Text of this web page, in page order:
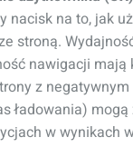
nacisk na to, jak
stroną.
nawigacji mają
z
ładowania)
w wynikach